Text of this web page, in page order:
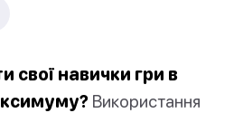
свої навички гри в
Використання